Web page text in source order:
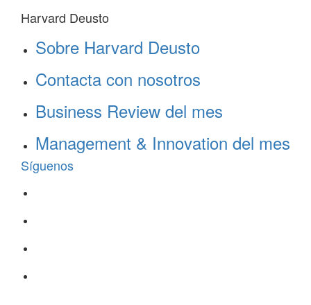
Harvard Deusto
Sobre Harvard Deusto
Contacta con nosotros
Business Review del mes
Management & Innovation del mes
Síguenos